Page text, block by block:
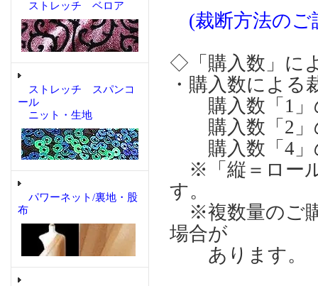
ストレッチ ベロア
ストレッチ スパンコ
ール
ニット・生地
パワーネット/裏地・股
布
(裁断方法のご
◇「購入数」に
・購入数による
購入数「1」
購入数「2」
購入数「4」
※「縦＝ロー
す。
※複数量のご
場合が
あります。